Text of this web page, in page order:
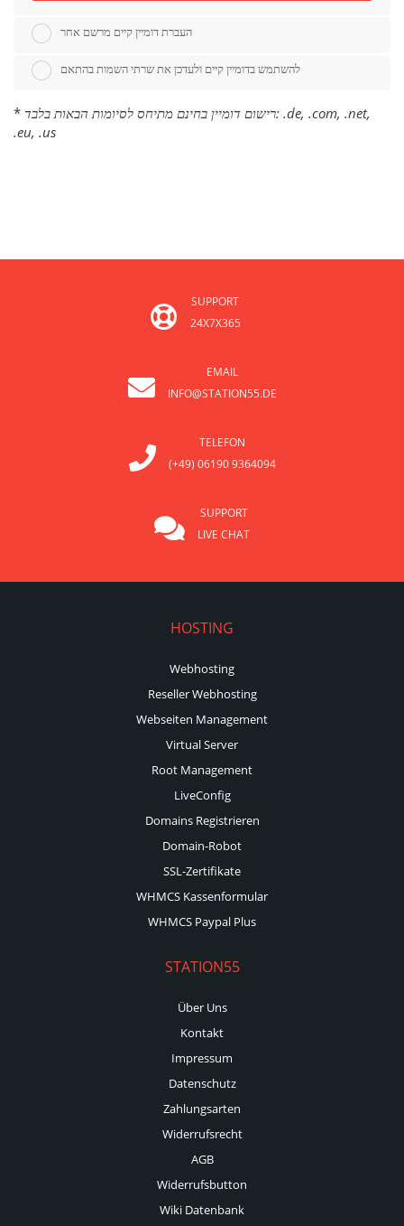
העברת דומיין קיים מרשם אחר
להשתמש בדומיין קיים ולעדכן את שרתי השמות בהתאם
* רישום דומיין בחינם מתיחס לסיומות הבאות בלבד: .de, .com, .net,
.eu, .us
SUPPORT
24X7X365
EMAIL
INFO@STATION55.DE
TELEFON
(+49) 06190 9364094
SUPPORT
LIVE CHAT
HOSTING
Webhosting
Reseller Webhosting
Webseiten Management
Virtual Server
Root Management
LiveConfig
Domains Registrieren
Domain-Robot
SSL-Zertifikate
WHMCS Kassenformular
WHMCS Paypal Plus
STATION55
Über Uns
Kontakt
Impressum
Datenschutz
Zahlungsarten
Widerrufsrecht
AGB
Widerrufsbutton
Wiki Datenbank